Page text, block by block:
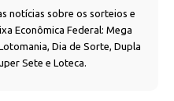
notícias sobre os sorteios e
Econômica Federal: Mega
Dia de Sorte, Dupla
Sete e Loteca.